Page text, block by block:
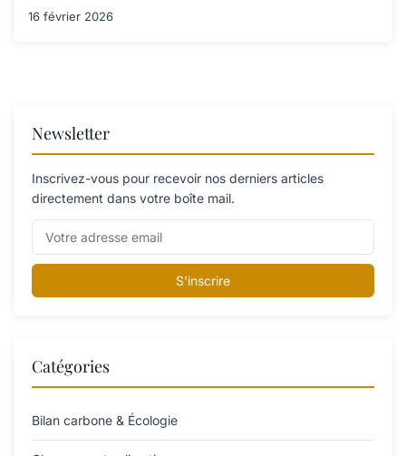
16 février 2026
Newsletter
Inscrivez-vous pour recevoir nos derniers articles
directement dans votre boîte mail.
S'inscrire
Catégories
Bilan carbone & Écologie